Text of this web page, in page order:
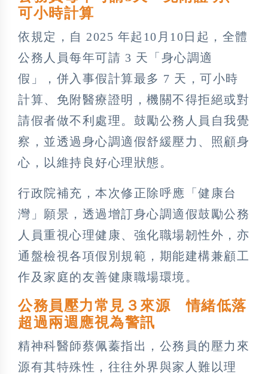
可小時計算
依規定，自 2025 年起10月10日起，全體
公務人員每年可請 3 天「身心調適
假」，併入事假計算最多 7 天，可小時
計算、免附醫療證明，機關不得拒絕或對
請假者做不利處理。鼓勵公務人員自我覺
察，並透過身心調適假舒緩壓力、照顧身
心，以維持良好心理狀態。
行政院補充，本次修正除呼應「健康台
灣」願景，透過增訂身心調適假鼓勵公務
人員重視心理健康、強化職場韌性外，亦
通盤檢視各項假別規範，期能建構兼顧工
作及家庭的友善健康職場環境。
公務員壓力常見３來源 情緒低落
超過兩週應視為警訊
精神科醫師蔡佩蓁指出，公務員的壓力來
源有其特殊性，往往外界與家人難以理